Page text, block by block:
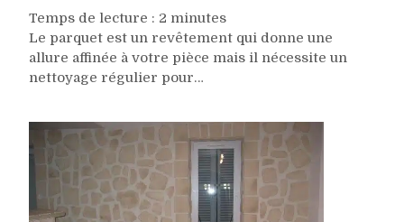
Temps de lecture : 2 minutes
Le parquet est un revêtement qui donne une
allure affinée à votre pièce mais il nécessite un
nettoyage régulier pour…